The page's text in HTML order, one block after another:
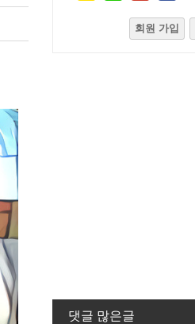
회원 가입
댓글 많은글